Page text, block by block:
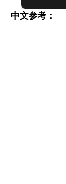
中文参考：